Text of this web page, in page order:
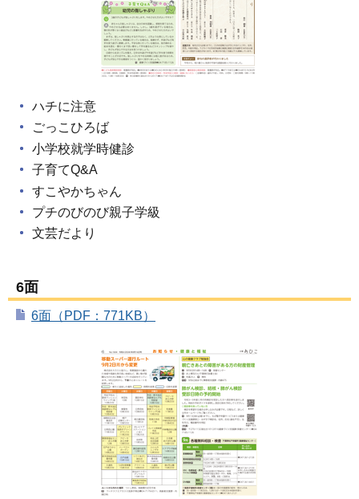
ハチに注意
ごっこひろば
小学校就学時健診
子育てQ&A
すこやかちゃん
プチのびのび親子学級
文芸だより
6面
6面（PDF：771KB）